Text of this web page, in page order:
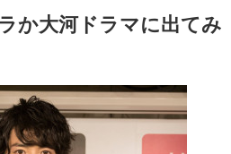
か大河ドラマに出てみ